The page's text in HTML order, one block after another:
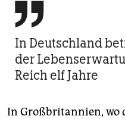

In Deutschland
der
Reich elf Jahre
In Großbritannien, wo